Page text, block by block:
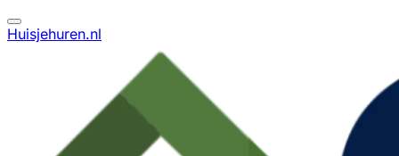
Huisjehuren.nl